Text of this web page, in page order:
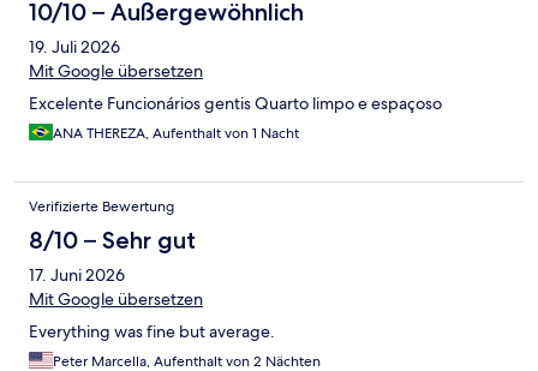
10/10 – Außergewöhnlich
19. Juli 2026
Mit Google übersetzen
Excelente Funcionários gentis Quarto limpo e espaçoso
ANA THEREZA, Aufenthalt von 1 Nacht
Verifizierte Bewertung
8/10 – Sehr gut
17. Juni 2026
Mit Google übersetzen
Everything was fine but average.
Peter Marcella, Aufenthalt von 2 Nächten